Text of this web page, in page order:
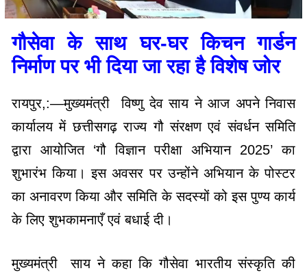
गौसेवा के साथ घर-घर किचन गार्डन
निर्माण पर भी दिया जा रहा है विशेष जोर
रायपुर,:—मुख्यमंत्री विष्णु देव साय ने आज अपने निवास
कार्यालय में छत्तीसगढ़ राज्य गौ संरक्षण एवं संवर्धन समिति
द्वारा आयोजित ‘गौ विज्ञान परीक्षा अभियान 2025’ का
शुभारंभ किया। इस अवसर पर उन्होंने अभियान के पोस्टर
का अनावरण किया और समिति के सदस्यों को इस पुण्य कार्य
के लिए शुभकामनाएँ एवं बधाई दी।
मुख्यमंत्री साय ने कहा कि गौसेवा भारतीय संस्कृति की